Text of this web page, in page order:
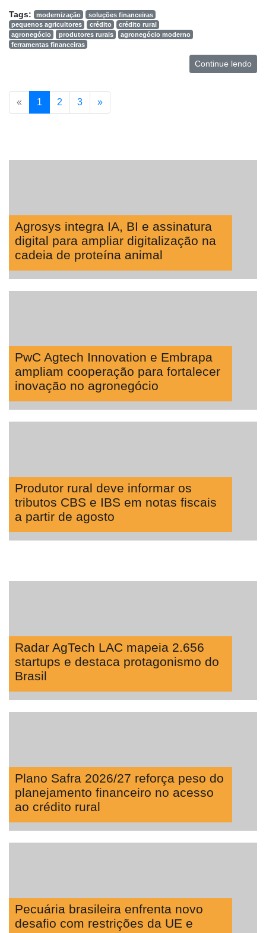
Tags: modernização
soluções financeiras
pequenos agricultores
crédito
crédito rural
agronegócio
produtores rurais
agronegócio moderno
ferramentas financeiras
Continue lendo
« 1 2 3 »
Agrosys integra IA, BI e assinatura
digital para ampliar digitalização na
cadeia de proteína animal
PwC Agtech Innovation e Embrapa
ampliam cooperação para fortalecer
inovação no agronegócio
Produtor rural deve informar os
tributos CBS e IBS em notas fiscais
a partir de agosto
Radar AgTech LAC mapeia 2.656
startups e destaca protagonismo do
Brasil
Plano Safra 2026/27 reforça peso do
planejamento financeiro no acesso
ao crédito rural
Pecuária brasileira enfrenta novo
desafio com restrições da UE e